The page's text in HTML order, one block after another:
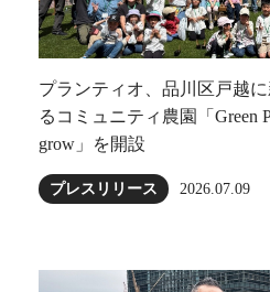
プランティオ、品川区戸越
るコミュニティ農園「Green
grow」を開設
プレスリリース 2026.07.09